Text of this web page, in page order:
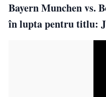
Bayern Munchen vs.
în lupta pentru titlu: